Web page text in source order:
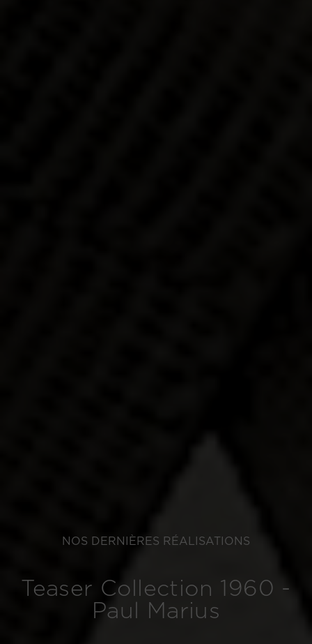
NOS DERNIÈRES RÉALISATIONS
Teaser Collection 1960 -
Paul Marius